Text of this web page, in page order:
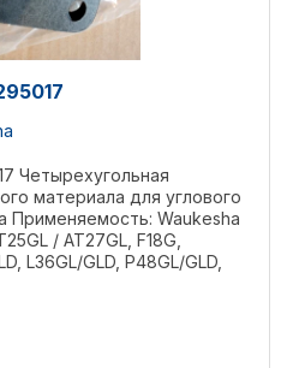
Четырехугольная
материала для углового
Применяемость: Waukesha
/ AT27GL, F18G,
L36GL/GLD, P48GL/GLD,